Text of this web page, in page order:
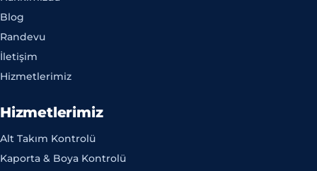
Blog
Randevu
İletişim
Hizmetlerimiz
Hizmetlerimiz
Alt Takım Kontrolü
Kaporta & Boya Kontrolü